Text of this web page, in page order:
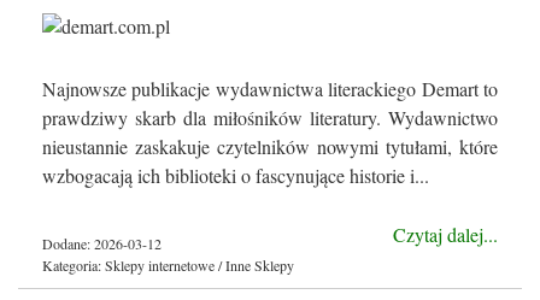
Najnowsze publikacje wydawnictwa literackiego Demart to
prawdziwy skarb dla miłośników literatury. Wydawnictwo
nieustannie zaskakuje czytelników nowymi tytułami, które
wzbogacają ich biblioteki o fascynujące historie i...
Czytaj dalej...
Dodane: 2026-03-12
Kategoria: Sklepy internetowe / Inne Sklepy